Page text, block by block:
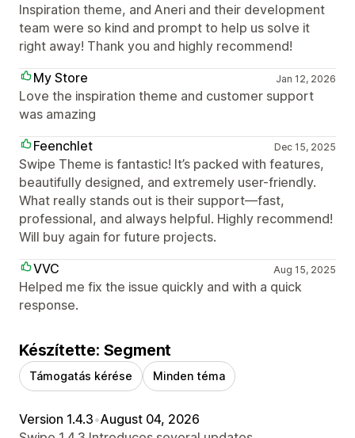
Inspiration theme, and Aneri and their development
team were so kind and prompt to help us solve it
right away! Thank you and highly recommend!
My Store
Jan 12, 2026
Love the inspiration theme and customer support
was amazing
Feenchlet
Dec 15, 2025
Swipe Theme is fantastic! It’s packed with features,
beautifully designed, and extremely user-friendly.
What really stands out is their support—fast,
professional, and always helpful. Highly recommend!
Will buy again for future projects.
VVC
Aug 15, 2025
Helped me fix the issue quickly and with a quick
response.
Készítette: Segment
Támogatás kérése Minden téma
Version 1.4.3•August 04, 2026